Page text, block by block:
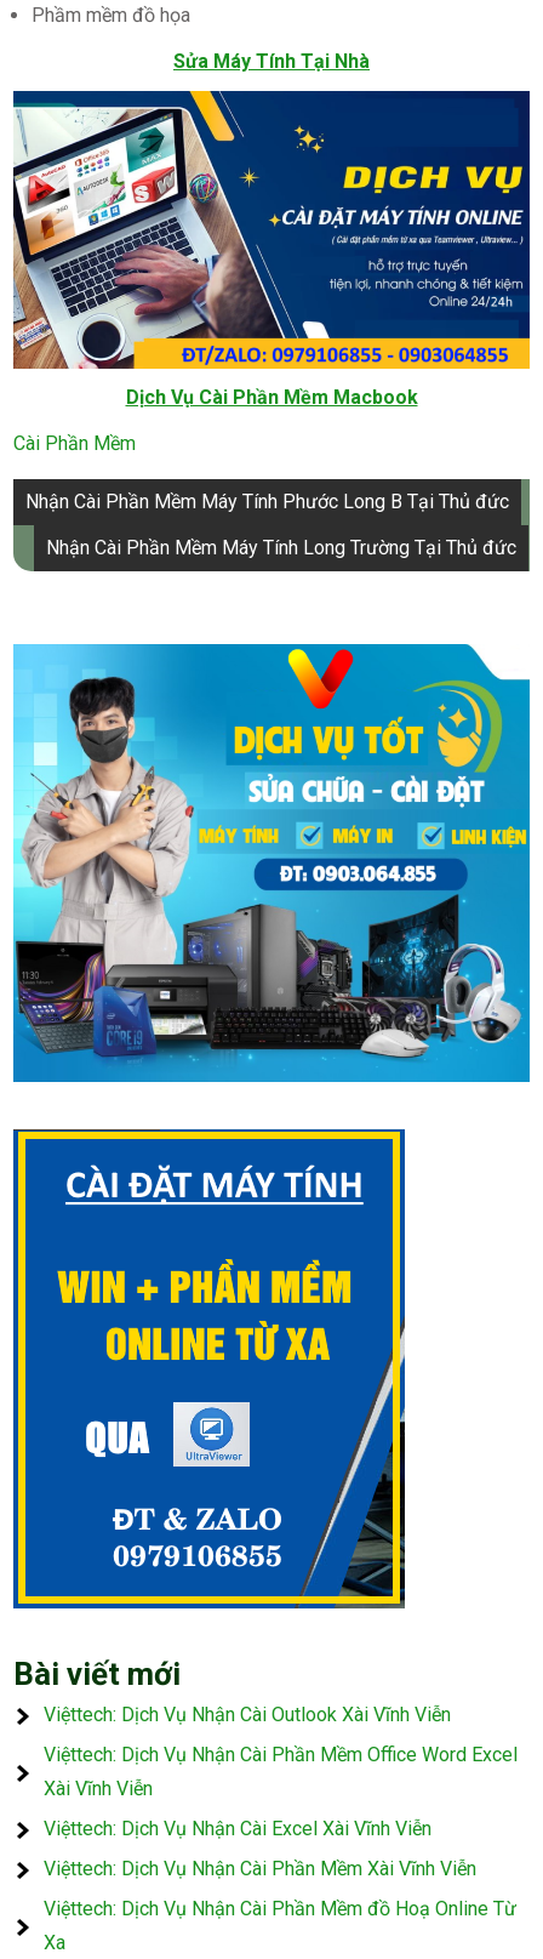
Phầm mềm đồ họa
Sửa Máy Tính Tại Nhà
Dịch Vụ Cài Phần Mềm Macbook
Cài Phần Mềm
Điều
hướng
bài
Nhận Cài Phần Mềm Máy Tính Phước Long B Tại Thủ đức
Nhận Cài Phần Mềm Máy Tính Long Trường Tại Thủ đức
Bài viết mới
Việttech: Dịch Vụ Nhận Cài Outlook Xài Vĩnh Viễn
Việttech: Dịch Vụ Nhận Cài Phần Mềm Office Word Excel
Xài Vĩnh Viễn
Việttech: Dịch Vụ Nhận Cài Excel Xài Vĩnh Viễn
Việttech: Dịch Vụ Nhận Cài Phần Mềm Xài Vĩnh Viễn
Việttech: Dịch Vụ Nhận Cài Phần Mềm đồ Hoạ Online Từ
Xa